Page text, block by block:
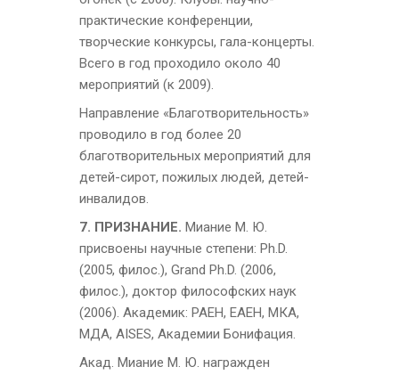
практические конференции,
творческие конкурсы, гала-концерты.
Всего в год проходило около 40
мероприятий (к 2009).
Направление «Благотворительность»
проводило в год более 20
благотворительных мероприятий для
детей-сирот, пожилых людей, детей-
инвалидов.
7. ПРИЗНАНИЕ. Миание М. Ю.
присвоены научные степени: Ph.D.
(2005, филос.), Grand Ph.D. (2006,
филос.), доктор философских наук
(2006). Академик: РАЕН, ЕАЕН, МКА,
МДА, AISES, Академии Бонифация.
Акад. Миание М. Ю. награжден